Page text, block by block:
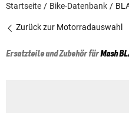
Startseite Bike-Datenbank
Zurück zur Motorradauswahl
Ersatzteile und Zubehör fürMash